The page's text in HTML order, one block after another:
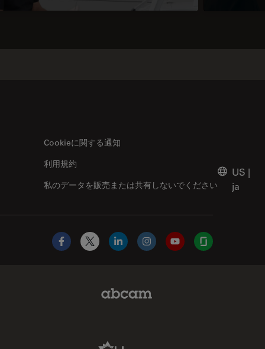
Cookieに関する通知
私のデータを販売または共有しないでください
利用規約
US |
ja
Facebook
X LinkedInInstagramYouTubeGlassdoor